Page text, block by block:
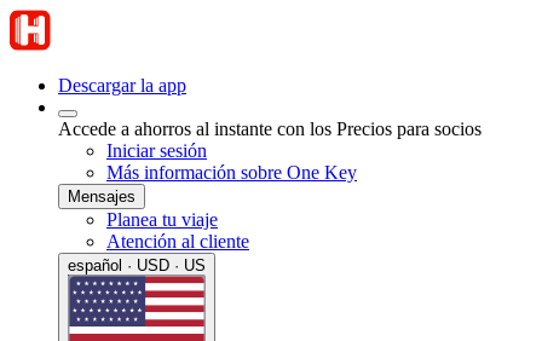
Descargar la app
Accede a ahorros al instante con los Precios para socios
Iniciar sesión
Más información sobre One Key
Mensajes
Planea tu viaje
Atención al cliente
español · USD · US